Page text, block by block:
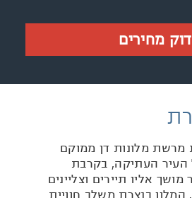
מחירים
מרשת מלונות דן ממוקם
העיר העתיקה, בקרבת
אליו תיירים וצליינים
בנצרת משלב חוויית